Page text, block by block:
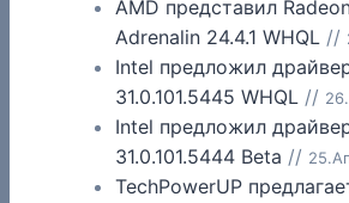
AMD представил
Adrenalin 24.4.1 WHQL //
Intel предложил
31.0.101.5445 WHQL //
Intel предложил
31.0.101.5444 Beta //
TechPowerUP